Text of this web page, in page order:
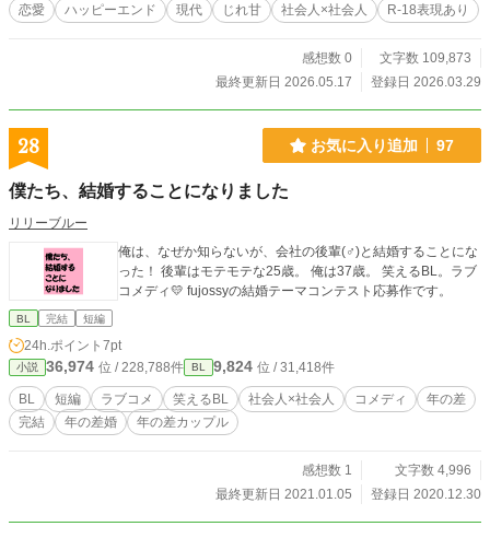
恋愛 ハッピーエンド 現代 じれ甘 社会人×社会人 R-18表現あり
感想数 0
文字数 109,873
最終更新日 2026.05.17
登録日 2026.03.29
28 お気に入り追加 97
僕たち、結婚することになりました
リリーブルー
俺は、なぜか知らないが、会社の後輩(♂)と結婚することにな
った！ 後輩はモテモテな25歳。 俺は37歳。 笑えるBL。ラブ
コメディ💛 fujossyの結婚テーマコンテスト応募作です。
BL 完結 短編
24h.ポイント 7pt
小説 36,974 位 / 228,788件 BL 9,824 位 / 31,418件
BL 短編 ラブコメ 笑えるBL 社会人×社会人 コメディ
年の差
完結
年の差婚 年の差カップル
感想数 1
文字数 4,996
最終更新日 2021.01.05
登録日 2020.12.30